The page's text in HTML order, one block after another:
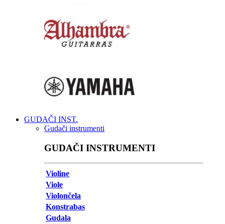
GUDAČI INST.
Gudači instrumenti
GUDAČI INSTRUMENTI
Violine
Viole
Violončela
Konstrabas
Gudala